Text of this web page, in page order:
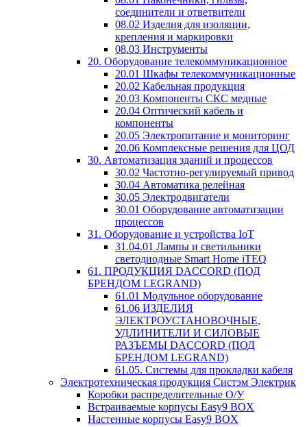
соединители и ответвители
08.02 Изделия для изоляции,
крепления и маркировки
08.03 Инструменты
20. Оборудование телекоммуникационное
20.01 Шкафы телекоммуникационные
20.02 Кабельная продукция
20.03 Компоненты СКС медные
20.04 Оптический кабель и
компоненты
20.05 Электропитание и мониторинг
20.06 Комплексные решения для ЦОД
30. Автоматизация зданий и процессов
30.02 Частотно-регулируемый привод
30.04 Автоматика релейная
30.05 Электродвигатели
30.01 Оборудование автоматизации
процессов
31. Оборудование и устройства IoT
31.04.01 Лампы и светильники
светодиодные Smart Home iTEQ
61. ПРОДУКЦИЯ DACCORD (ПОД
БРЕНДОМ LEGRAND)
61.01 Модульное оборудование
61.06 ИЗДЕЛИЯ
ЭЛЕКТРОУСТАНОВОЧНЫЕ,
УДЛИНИТЕЛИ И СИЛОВЫЕ
РАЗЪЕМЫ DACCORD (ПОД
БРЕНДОМ LEGRAND)
61.05. Системы для прокладки кабеля
Электротехническая продукция Систэм Электрик
Коробки распределительные О/У
Встраиваемые корпусы Easy9 BOX
Настенные корпусы Easy9 BOX